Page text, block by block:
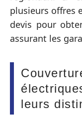
plusieurs offres
devis pour
assurant les
leurs